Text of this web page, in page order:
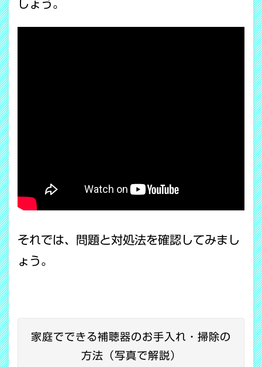
しょう。
それでは、問題と対処法を確認してみまし
ょう。
家庭でできる補聴器のお手入れ・掃除の
方法（写真で解説）